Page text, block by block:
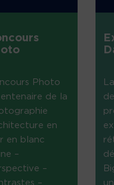
Photo
de la
en
en blanc
–
–
–